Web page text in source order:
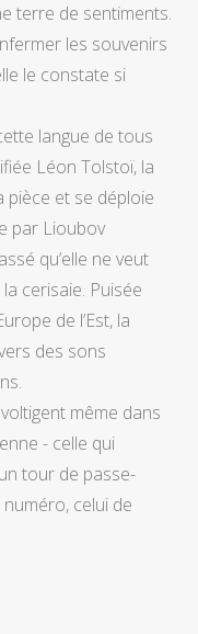
terre de sentiments.
les souvenirs
le constate si
langue de tous
Léon Tolstoï, la
pièce et se déploie
par Lioubov
qu’elle ne veut
cerisaie. Puisée
de l’Est, la
des sons
même dans
- celle qui
tour de passe-
celui de